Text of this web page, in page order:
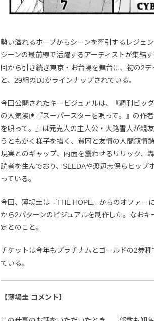
勢い溢れるホープからシーンを牽引するレジェ
シーンの最前線で活躍するアーティストが集結
回から引き続き東京・お台場を舞台に、初の2
と、29組のDJがラインナップされている。
今回公開されたキービジュアルは、『週刊ビッ
の人気漫画『スーパースターを唄って。』の作
を唄って。』は元売人の主人公・大路雪人が親
うともがく様子を描く、貧困と友情の人間叙情
現実とのギャップ、内面を震わせるリリック、
読者を生んでおり、SEEDAや渡辺志保らヒップ
っている。
今回、薄場圭は『THE HOPE』からのオファー
から2パターンのビジュアルを制作した。なお
定とのこと。
チケットは今年もプラチナムとゴールドの2券
ている。
【薄場圭 コメント】